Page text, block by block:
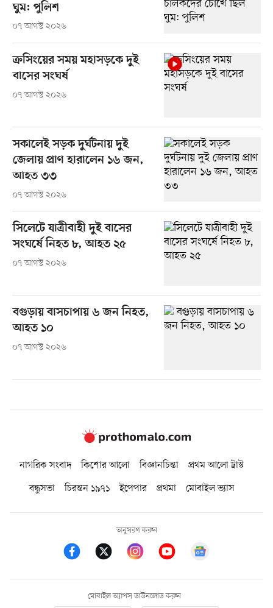
ঘুম: পুলিশ
০৭ আগস্ট ২০২৬
ক্রসিংয়ের সময় মহাসড়কে দুই
বাসের সংঘর্ষ
০৭ আগস্ট ২০২৬
সকালেই সড়ক দুর্ঘটনায় দুই
জেলায় প্রাণ হারালেন ১৬ জন,
আহত ৩৩
০৭ আগস্ট ২০২৬
সিলেটে যাত্রীবাহী দুই বাসের
সংঘর্ষে নিহত ৮, আহত ২৫
০৭ আগস্ট ২০২৬
বগুড়ায় বাসচাপায় ৬ জন নিহত,
আহত ১০
০৭ আগস্ট ২০২৬
নাগরিক সংবাদ কিশোর আলো বিজ্ঞানচিন্তা
প্রথম আলো ট্রাস্ট
বন্ধুসভা
চিরন্তন ১৯৭১ ইপেপার প্রথমা মোবাইল ভ্যাস
অনুসরণ করুন
মোবাইল অ্যাপস ডাউনলোড করুন